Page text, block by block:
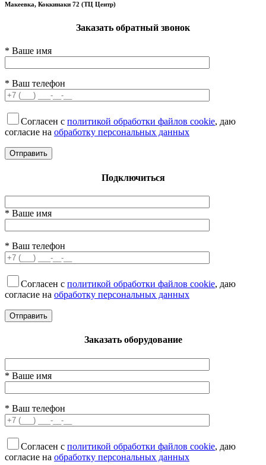
Макеевка, Коккинаки 72 (ТЦ Центр)
Заказать обратный звонок
* Ваше имя
* Ваш телефон
Согласен с политикой обработки файлов cookie, даю
согласие на обработку персональных данных
Подключиться
* Ваше имя
* Ваш телефон
Согласен с политикой обработки файлов cookie, даю
согласие на обработку персональных данных
Заказать оборудование
* Ваше имя
* Ваш телефон
Согласен с политикой обработки файлов cookie, даю
согласие на обработку персональных данных